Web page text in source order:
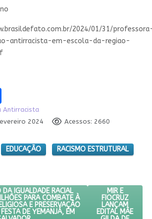
2024/01/31/
antirracista-em-escola-da-regiao-
Share
Antirracista
2024
Acessos: 2660
EDUCAÇÃO
RACISMO ESTRUTURAL
MINISTÉRIO DA IGUALDADE RACIAL
DA IGUALDADE RACIAL
PARA COMBATE À
E PRESERVAÇÃO
DE YEMANJÁ, EM
PRÓXIMO
MIR E
FIOCRUZ
LANÇAM
EDITAL MÃE